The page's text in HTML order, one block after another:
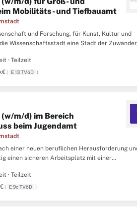
Mobilitäts- und Tiefbauamt
und Forschung, für Kunst, Kultur und
Wissenschaftsstadt eine Stadt der
es in Darmstadt 154.002 Einwohner, Tendenz
· Teilzeit
( E 13 TVöD )
m/d) im Bereich
beim Jugendamt
einer neuen beruflichen Herausforderung
einen sicheren Arbeitsplatz mit einer
mit 10 Mitarbeiter/innen bieten wir Ihnen
· Teilzeit
( E 9c TVöD )